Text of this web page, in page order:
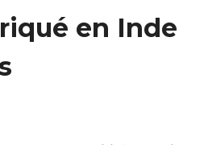
en Inde